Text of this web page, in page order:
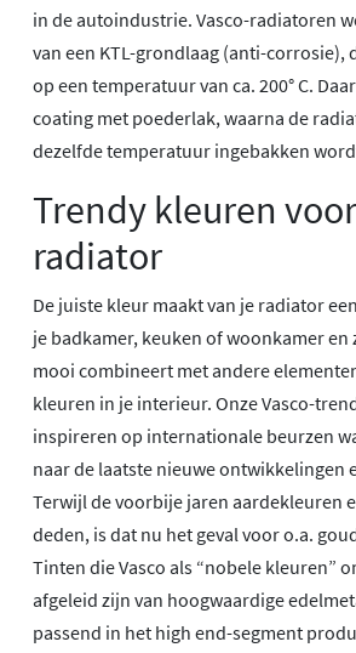
in de autoindustrie. Vasco-radiatoren
van een KTL-grondlaag (anti-corrosie),
op een temperatuur van ca. 200° C.
coating met poederlak, waarna de
dezelfde temperatuur ingebakken
Trendy kleuren
radiator
De juiste kleur maakt van je radiator
je badkamer, keuken of woonkamer
mooi combineert met andere
kleuren in je interieur. Onze Vasco-
inspireren op internationale beurzen
naar de laatste nieuwe ontwikkelingen
Terwijl de voorbije jaren aardekleuren
deden, is dat nu het geval voor o.a.
Tinten die Vasco als “nobele kleuren”
afgeleid zijn van hoogwaardige
passend in het high end-segment